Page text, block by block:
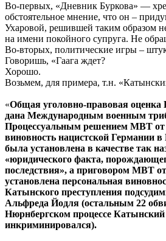
Во-первых, «Дневник Буркова» —
обстоятельное мнение, что он –
Ухаровой, решившей таким образом
на имени покойного супруга. Не
Во-вторых, политические игры –
Говоришь, «Гаага ждет?
Хорошо.
Возьмем, для примера, т.н.
«Общая уголовно-правовая оценка
дана Международным военным
Процессуальным решением МВТ от
виновность нацистской Германии
была установлена в качестве так
«юридического факта,
последствия», а приговором МВТ от
установлена персональная
Катынского преступления
Альфреда Йодля (остальным 22
Нюрнбергском процессе Катынский
инкриминировался).